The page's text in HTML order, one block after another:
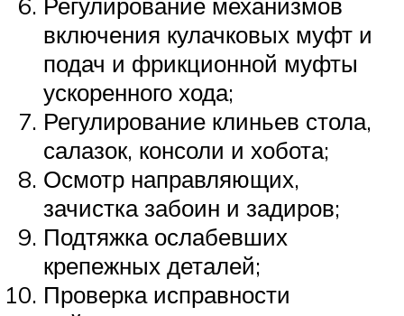
включения кулачковых муфт и
подач и фрикционной муфты
ускоренного хода;
Регулирование клиньев стола,
салазок, консоли и хобота;
Осмотр направляющих,
зачистка забоин и задиров;
Подтяжка ослабевших
крепежных деталей;
Проверка исправности